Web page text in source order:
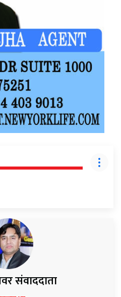
संवाददाता